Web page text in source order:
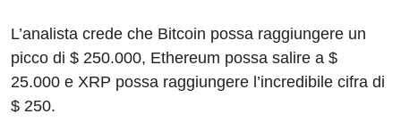
L’analista crede che Bitcoin possa raggiungere un
picco di $ 250.000, Ethereum possa salire a $
25.000 e XRP possa raggiungere l’incredibile cifra di
$ 250.